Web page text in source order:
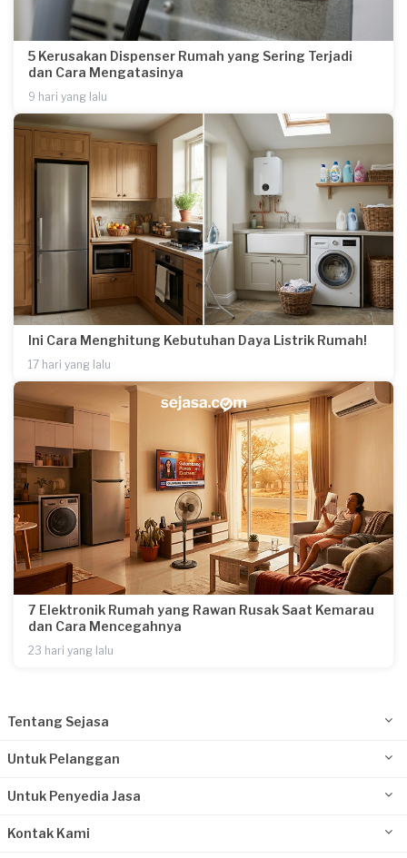
5 Kerusakan Dispenser Rumah yang Sering Terjadi
dan Cara Mengatasinya
9 hari yang lalu
Ini Cara Menghitung Kebutuhan Daya Listrik Rumah!
17 hari yang lalu
7 Elektronik Rumah yang Rawan Rusak Saat Kemarau
dan Cara Mencegahnya
23 hari yang lalu
Tentang Sejasa
Untuk Pelanggan
Untuk Penyedia Jasa
Kontak Kami